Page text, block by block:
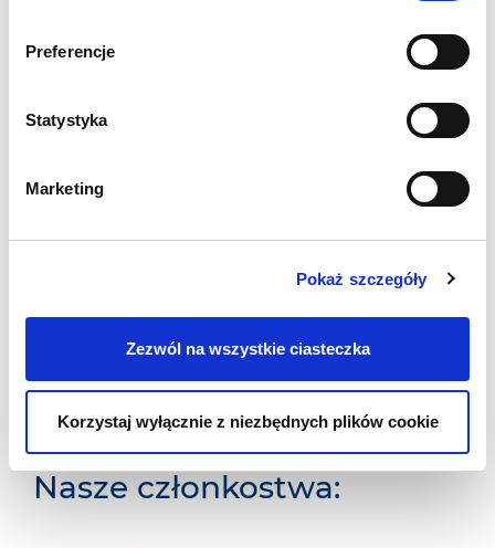
Preferencje
Statystyka
Marketing
Pokaż szczegóły
Zezwól na wszystkie ciasteczka
Korzystaj wyłącznie z niezbędnych plików cookie
Transport i Logistyka
Pracownicy ze znajomością języka
włoskiego
Nasze członkostwa: